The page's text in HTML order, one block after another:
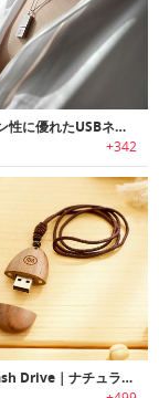
ファッション性に優れたUSBネックレス
+342
USB 2.0 Flash Drive｜ナチュラルテイストのウッドシェルUSBドライブ